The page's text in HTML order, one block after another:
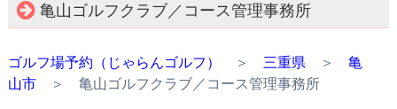
亀山ゴルフクラブ／コース管理事務所
ゴルフ場予約（じゃらんゴルフ） ＞ 三重県 ＞ 亀
山市＞ 亀山ゴルフクラブ／コース管理事務所